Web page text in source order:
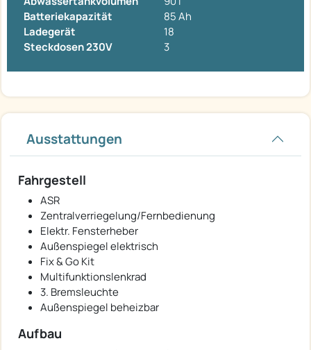
Batteriekapazität
85 Ah
Ladegerät
18
Steckdosen 230V
3
Ausstattungen
Fahrgestell
ASR
Zentralverriegelung/Fernbedienung
Elektr. Fensterheber
Außenspiegel elektrisch
Fix & Go Kit
Multifunktionslenkrad
3. Bremsleuchte
Außenspiegel beheizbar
Aufbau